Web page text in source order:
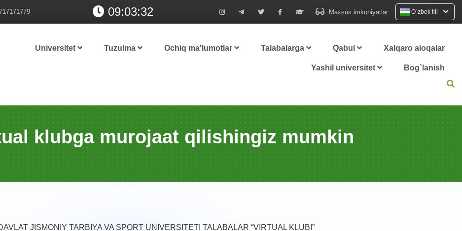
09:03:32 Maxsus imkoniyatlar O`zbek tili
Universitet Tuzulma Ochiq ma'lumotlar Talabalarga Qabul Xalqaro aloqalar
Yashil universitet Bog`lanish
klubga murojaat qilishingiz mumkin
JISMONIY TARBIYA VA SPORT UNIVERSITETI TALABALAR “VIRTUAL KLUBI”